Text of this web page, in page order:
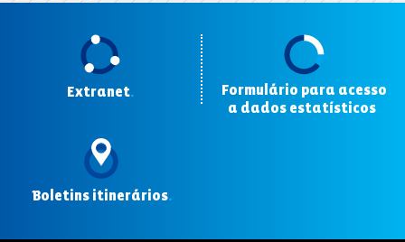
Extranet.
Formulário para acesso
a dados estatísticos
Boletins itinerários.